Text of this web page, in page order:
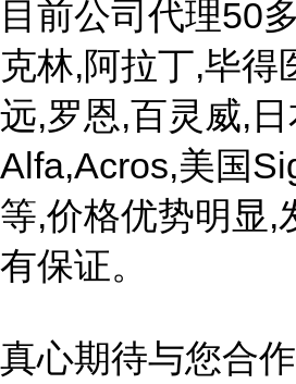
目前公司代理50
克林,阿拉丁,毕得
远,罗恩,百灵威,
Alfa,Acros,美国
等,价格优势明显,
有保证。
真心期待与您合